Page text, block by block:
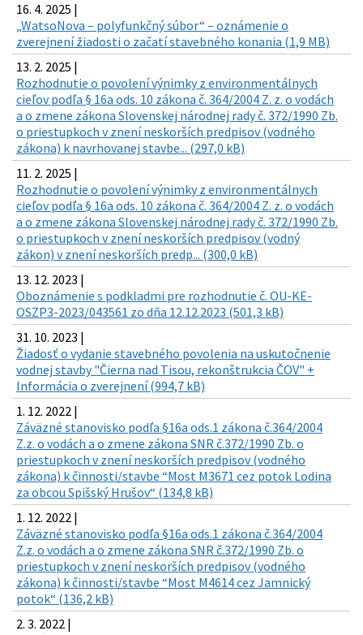
16. 4. 2025 |
„WatsoNova – polyfunkčný súbor“ – oznámenie o
zverejnení žiadosti o začatí stavebného konania (1,9 MB)
13. 2. 2025 |
Rozhodnutie o povolení výnimky z environmentálnych
cieľov podľa § 16a ods. 10 zákona č. 364/2004 Z. z. o vodách
a o zmene zákona Slovenskej národnej rady č. 372/1990 Zb.
o priestupkoch v znení neskorších predpisov (vodného
zákona) k navrhovanej stavbe... (297,0 kB)
11. 2. 2025 |
Rozhodnutie o povolení výnimky z environmentálnych
cieľov podľa § 16a ods. 10 zákona č. 364/2004 Z. z. o vodách
a o zmene zákona Slovenskej národnej rady č. 372/1990 Zb.
o priestupkoch v znení neskorších predpisov (vodný
zákon) v znení neskorších predp... (300,0 kB)
13. 12. 2023 |
Oboznámenie s podkladmi pre rozhodnutie č. OU-KE-
OSZP3-2023/043561 zo dňa 12.12.2023 (501,3 kB)
31. 10. 2023 |
Žiadosť o vydanie stavebného povolenia na uskutočnenie
vodnej stavby "Čierna nad Tisou, rekonštrukcia ČOV" +
Informácia o zverejnení (994,7 kB)
1. 12. 2022 |
Záväzné stanovisko podľa §16a ods.1 zákona č.364/2004
Z.z. o vodách a o zmene zákona SNR č.372/1990 Zb. o
priestupkoch v znení neskorších predpisov (vodného
zákona) k činnosti/stavbe “Most M3671 cez potok Lodina
za obcou Spišský Hrušov“ (134,8 kB)
1. 12. 2022 |
Záväzné stanovisko podľa §16a ods.1 zákona č.364/2004
Z.z. o vodách a o zmene zákona SNR č.372/1990 Zb. o
priestupkoch v znení neskorších predpisov (vodného
zákona) k činnosti/stavbe “Most M4614 cez Jamnický
potok“ (136,2 kB)
2. 3. 2022 |